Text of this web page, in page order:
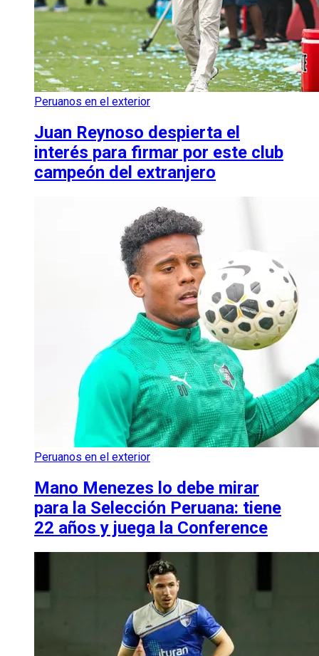
Peruanos en el exterior
Juan Reynoso despierta el
interés para firmar por este club
campeón del extranjero
Peruanos en el exterior
Mano Menezes lo debe mirar
para la Selección Peruana: tiene
22 años y juega la Conference